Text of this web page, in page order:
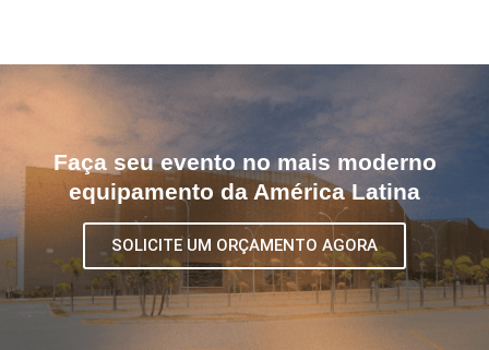
Faça seu evento no mais moderno
equipamento da América Latina
SOLICITE UM ORÇAMENTO AGORA